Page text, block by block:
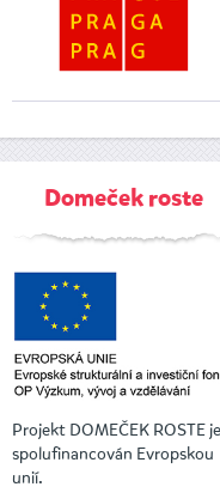
Domeček roste
Projekt DOMEČEK ROSTE je
spolufinancován Evropskou
unií.